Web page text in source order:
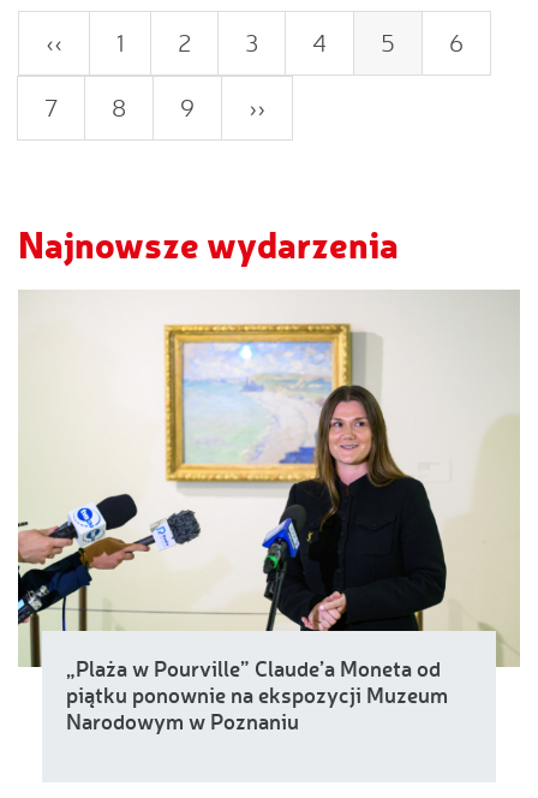
Poprzednia
strona
‹‹ Strona
1 Strona
2 Strona
3 Strona
4
Bieżąca
strona
5 Strona
6
Strona
7 Strona
8 Strona
9
Następna
strona
››
Najnowsze wydarzenia
„Plaża w Pourville” Claude’a Moneta od
piątku ponownie na ekspozycji Muzeum
Narodowym w Poznaniu